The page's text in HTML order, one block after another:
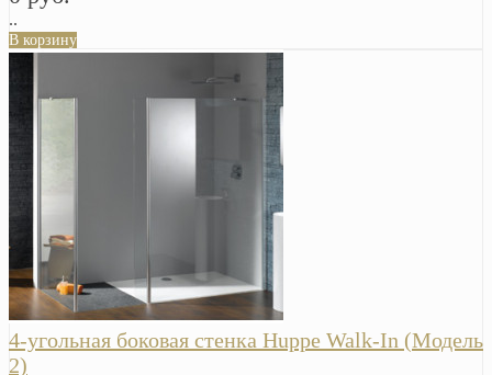
..
В корзину
4-угольная боковая стенка Huppe Walk-In (Модель
2)